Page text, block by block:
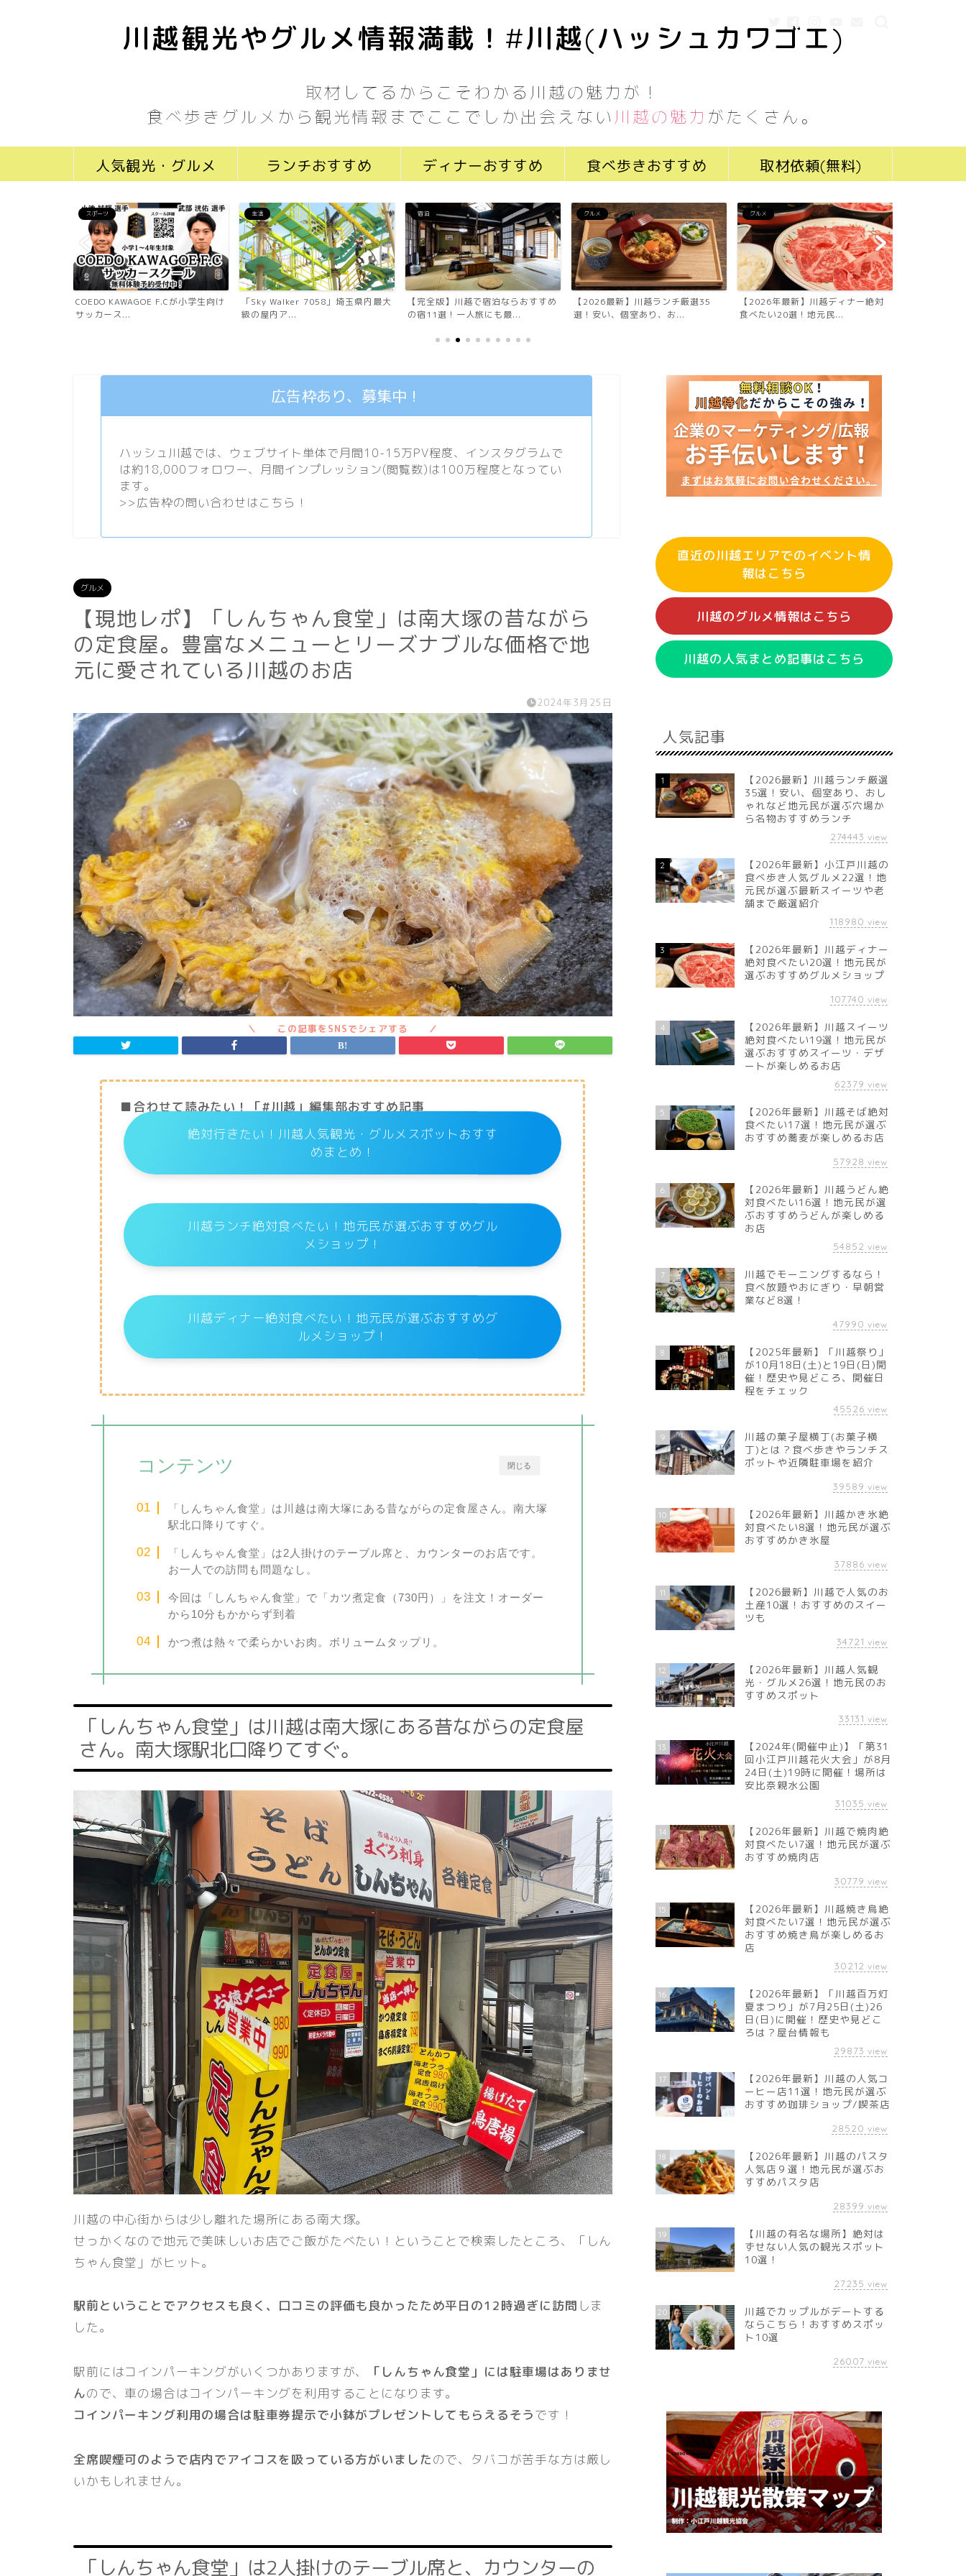
川越観光やグルメ情報満載！#川越(ハッシュカワゴエ)
取材してるからこそわかる川越の魅力が！
食べ歩きグルメから観光情報までここでしか出会えない 川越の魅力 がたくさん。
人気観光・グルメ ランチおすすめ ディナーおすすめ 食べ歩きおすすめ 取材依頼(無料)
スポーツ
COEDO KAWAGOE F.Cが小学生向け
サッカース...
生活
「Sky Walker 7058」埼玉県内最大
級の屋内ア...
宿泊
【完全版】川越で宿泊ならおすすめ
の宿11選！一人旅にも最...
グルメ
【2026最新】川越ランチ厳選35
選！安い、個室あり、お...
グルメ
【2026年最新】川越ディナー絶対
食べたい20選！地元民...
広告枠あり、募集中！
ハッシュ川越では、ウェブサイト単体で月間10-15万PV程度、 インスタグラムで
は約18,000フォロワー、月間インプレッション(閲覧数)は100万程度となってい
ます。
>>広告枠の問い合わせはこちら！
グルメ
【現地レポ】「しんちゃん食堂」は南大塚の昔ながら
の定食屋。豊富なメニューとリーズナブルな価格で地
元に愛されている川越のお店
2024年3月25日
■合わせて読みたい！「#川越」編集部おすすめ記事
絶対行きたい！川越人気観光・グルメスポットおすす
めまとめ！
川越ランチ絶対食べたい！地元民が選ぶおすすめグル
メショップ！
川越ディナー絶対食べたい！地元民が選ぶおすすめグ
ルメショップ！
閉じる
コンテンツ
「しんちゃん食堂」は川越は南大塚にある昔ながらの定食屋さん。南大塚
駅北口降りてすぐ。
「しんちゃん食堂」は2人掛けのテーブル席と、カウンターのお店です。
お一人での訪問も問題なし。
今回は「しんちゃん食堂」で「カツ煮定食（730円）」を注文！オーダー
から10分もかからず到着
かつ煮は熱々で柔らかいお肉。ボリュームタップリ。
「しんちゃん食堂」は川越は南大塚にある昔ながらの定食屋
さん。南大塚駅北口降りてすぐ。
川越の中心街からは少し離れた場所にある南大塚。
せっかくなので地元で美味しいお店でご飯がたべたい！ということで検索したところ、「しん
ちゃん食堂」がヒット。
駅前ということでアクセスも良く、口コミの評価も良かったため平日の12時過ぎに訪問 しま
した。
駅前にはコインパーキングがいくつかありますが、
「しんちゃん食堂」には駐車場はありませ
んので、車の場合はコインパーキングを利用することになります。
コインパーキング利用の場合は駐車券提示で小鉢がプレゼントしてもらえるそうです！
全席喫煙可のようで店内でアイコスを吸っている方がいましたので、タバコが苦手な方は厳し
いかもしれません。
「しんちゃん食堂」は2人掛けのテーブル席と、カウンターの
直近の川越エリアでのイベント情
報はこちら
川越のグルメ情報はこちら
川越の人気まとめ記事はこちら
人気記事
1
【2026最新】川越ランチ厳選
35選！安い、個室あり、おし
ゃれなど地元民が選ぶ穴場か
ら名物おすすめランチ
274443 view
2
【2026年最新】小江戸川越の
食べ歩き人気グルメ22選！地
元民が選ぶ最新スイーツや老
舗まで厳選紹介
118980 view
3
【2026年最新】川越ディナー
絶対食べたい20選！地元民が
選ぶおすすめグルメショップ
107740 view
4
【2026年最新】川越スイーツ
絶対食べたい19選！地元民が
選ぶおすすめスイーツ・デザ
ートが楽しめるお店
62379 view
5
【2026年最新】川越そば絶対
食べたい17選！地元民が選ぶ
おすすめ蕎麦が楽しめるお店
57928 view
6
【2026年最新】川越うどん絶
対食べたい16選！地元民が選
ぶおすすめうどんが楽しめる
お店
54852 view
7
川越でモーニングするなら！
食べ放題やおにぎり・早朝営
業など8選！
47990 view
8
【2025年最新】「川越祭り」
が10月18日(土)と19日(日)開
催！歴史や見どころ、開催日
程をチェック
45526 view
9
川越の菓子屋横丁(お菓子横
丁)とは？食べ歩きやランチス
ポットや近隣駐車場を紹介
39589 view
10
【2026年最新】川越かき氷絶
対食べたい8選！地元民が選ぶ
おすすめかき氷屋
37886 view
11
【2026最新】川越で人気のお
土産10選！おすすめのスイー
ツも
34721 view
12
【2026年最新】川越人気観
光・グルメ26選！地元民のお
すすめスポット
33131 view
13
【2024年(開催中止)】「第31
回小江戸川越花火大会」が8月
24日(土)19時に開催！場所は
安比奈親水公園
31035 view
14
【2026年最新】川越で焼肉絶
対食べたい7選！地元民が選ぶ
おすすめ焼肉店
30779 view
15
【2026年最新】川越焼き鳥絶
対食べたい7選！地元民が選ぶ
おすすめ焼き鳥が楽しめるお
店
30212 view
16
【2026年最新】「川越百万灯
夏まつり」が7月25日(土)26
日(日)に開催！歴史や見どこ
ろは？屋台情報も
29873 view
17
【2026年最新】川越の人気コ
ーヒー店11選！地元民が選ぶ
おすすめ珈琲ショップ/喫茶店
28520 view
18
【2026年最新】川越のパスタ
人気店９選！地元民が選ぶお
すすめパスタ店
28399 view
19
【川越の有名な場所】絶対は
ずせない人気の観光スポット
10選！
27235 view
20
川越でカップルがデートする
ならこちら！おすすめスポッ
ト10選
26007 view